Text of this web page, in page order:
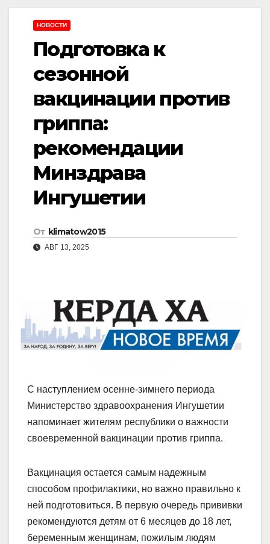
НОВОСТИ
Подготовка к
сезонной
вакцинации против
гриппа:
рекомендации
Минздрава
Ингушетии
От klimatow2015
АВГ 13, 2025
С наступлением осенне-зимнего периода
Министерство здравоохранения Ингушетии
напоминает жителям республики о важности
своевременной вакцинации против гриппа.
Вакцинация остается самым надежным
способом профилактики, но важно правильно к
ней подготовиться. В первую очередь прививки
рекомендуются детям от 6 месяцев до 18 лет,
беременным женщинам, пожилым людям